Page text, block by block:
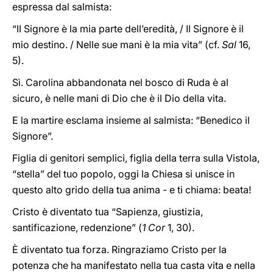
espressa dal salmista:
“II Signore è la mia parte dell’eredità, / Il Signore è il
mio destino. / Nelle sue mani è la mia vita” (cf. Sal 16,
5).
Sì. Carolina abbandonata nel bosco di Ruda è al
sicuro, è nelle mani di Dio che è il Dio della vita.
E la martire esclama insieme al salmista: “Benedico il
Signore”.
Figlia di genitori semplici, figlia della terra sulla Vistola,
“stella” del tuo popolo, oggi la Chiesa si unisce in
questo alto grido della tua anima - e ti chiama: beata!
Cristo è diventato tua “Sapienza, giustizia,
santificazione, redenzione” (1 Cor1, 30).
È diventato tua forza. Ringraziamo Cristo per la
potenza che ha manifestato nella tua casta vita e nella